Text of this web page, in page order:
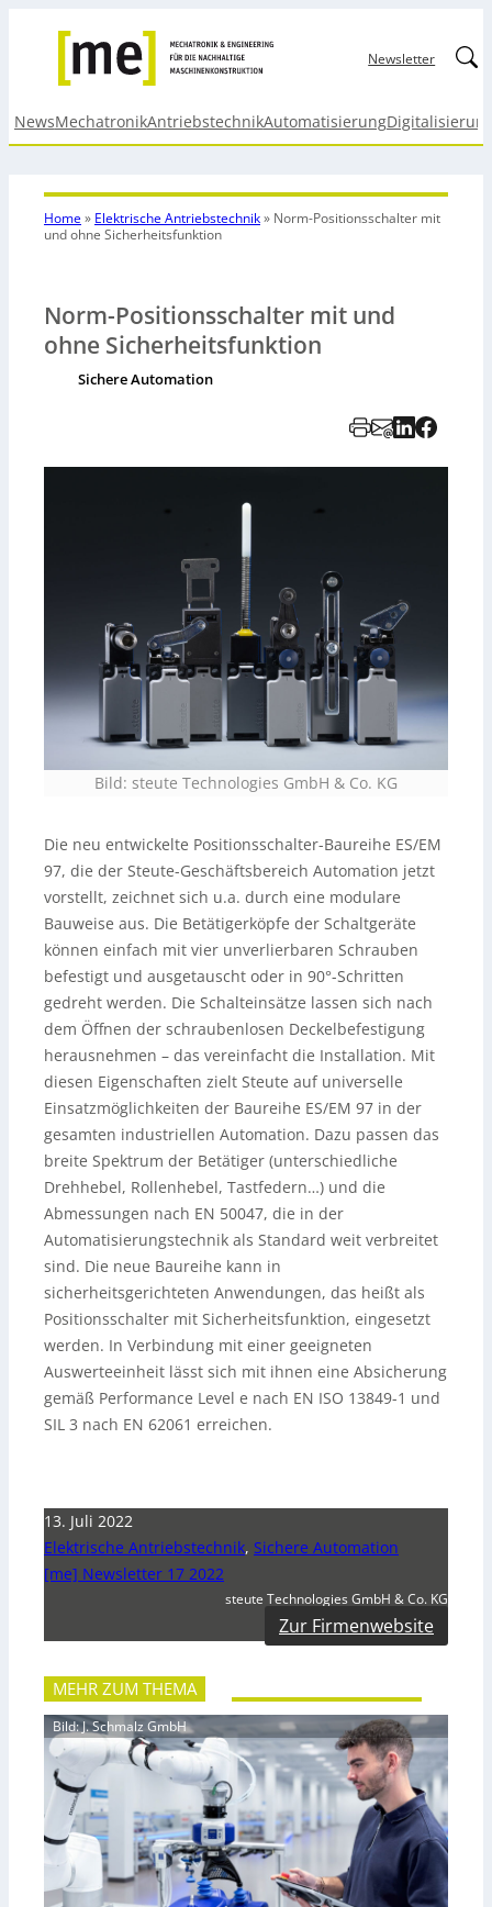
Newsletter
NewsMechatronikAntriebstechnikAutomatisierung
Home» Elektrische Antriebstechnik» Norm-Positionsschalter mit
und ohne Sicherheitsfunktion
Norm-Positionsschalter mit und
ohne Sicherheitsfunktion
Sichere Automation
Bild: steute Technologies GmbH & Co. KG
Die neu entwickelte Positionsschalter-Baureihe ES/EM
97, die der Steute-Geschäftsbereich Automation jetzt
vorstellt, zeichnet sich u.a. durch eine modulare
Bauweise aus. Die Betätigerköpfe der Schaltgeräte
können einfach mit vier unverlierbaren Schrauben
befestigt und ausgetauscht oder in 90°-Schritten
gedreht werden. Die Schalteinsätze lassen sich nach
dem Öffnen der schraubenlosen Deckelbefestigung
herausnehmen – das vereinfacht die Installation. Mit
diesen Eigenschaften zielt Steute auf universelle
Einsatzmöglichkeiten der Baureihe ES/EM 97 in der
gesamten industriellen Automation. Dazu passen das
breite Spektrum der Betätiger (unterschiedliche
Drehhebel, Rollenhebel, Tastfedern…) und die
Abmessungen nach EN 50047, die in der
Automatisierungstechnik als Standard weit verbreitet
sind. Die neue Baureihe kann in
sicherheitsgerichteten Anwendungen, das heißt als
Positionsschalter mit Sicherheitsfunktion, eingesetzt
werden. In Verbindung mit einer geeigneten
Auswerteeinheit lässt sich mit ihnen eine Absicherung
gemäß Performance Level e nach EN ISO 13849-1 und
SIL 3 nach EN 62061 erreichen.
13. Juli 2022
Elektrische Antriebstechnik, Sichere Automation
[me] Newsletter 17 2022
steute Technologies GmbH & Co. KG
Zur Firmenwebsite
MEHR ZUM THEMA
Bild: J. Schmalz GmbH